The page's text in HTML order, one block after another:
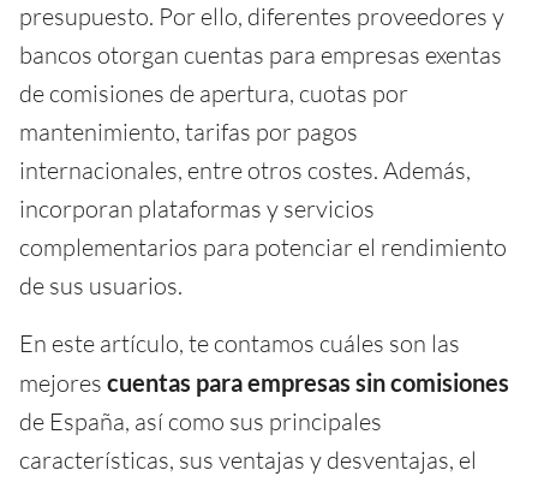
presupuesto. Por ello, diferentes proveedores y
bancos otorgan cuentas para empresas exentas
de comisiones de apertura, cuotas por
mantenimiento, tarifas por pagos
internacionales, entre otros costes. Además,
incorporan plataformas y servicios
complementarios para potenciar el rendimiento
de sus usuarios.
En este artículo, te contamos cuáles son las
mejores cuentas para empresas sin comisiones
de España, así como sus principales
características, sus ventajas y desventajas, el